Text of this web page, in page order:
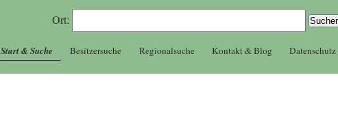
Ort:
Start & Suche Besitzersuche Regionalsuche Kontakt & Blog Datenschutz